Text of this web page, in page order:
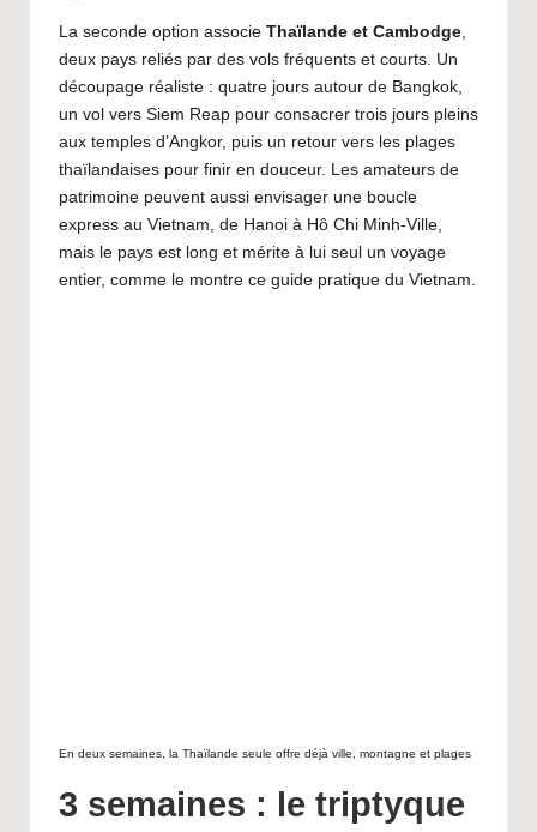
La seconde option associe Thaïlande et Cambodge
deux pays reliés par des vols fréquents et courts. Un
découpage réaliste : quatre jours autour de Bangkok,
un vol vers Siem Reap pour consacrer trois jours pleins
aux temples d’Angkor, puis un retour vers les plages
thaïlandaises pour finir en douceur. Les amateurs de
patrimoine peuvent aussi envisager une boucle
express au Vietnam, de Hanoi à Hô Chi Minh-Ville,
mais le pays est long et mérite à lui seul un voyage
entier, comme le montre ce guide pratique du Vietnam
En deux semaines, la Thaïlande seule offre déjà ville, montagne et plages
3 semaines : le triptyque